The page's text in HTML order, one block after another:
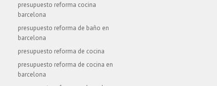
presupuesto reforma cocina
barcelona
presupuesto reforma de baño en
barcelona
presupuesto reforma de cocina
presupuesto reforma de cocina en
barcelona